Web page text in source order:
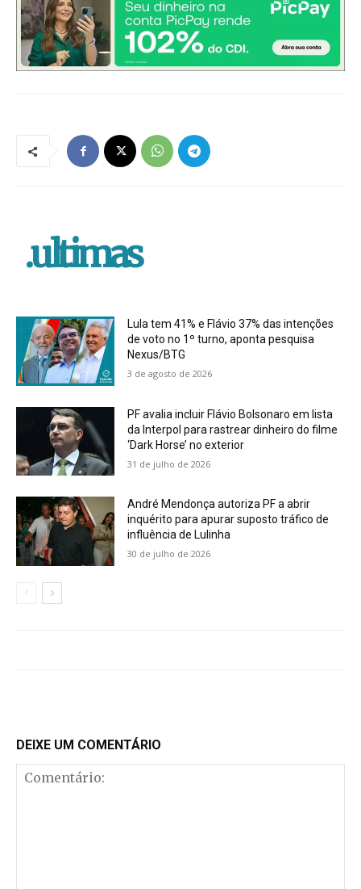
.ultimas
Lula tem 41% e Flávio 37% das intenções
de voto no 1º turno, aponta pesquisa
Nexus/BTG
3 de agosto de 2026
PF avalia incluir Flávio Bolsonaro em lista
da Interpol para rastrear dinheiro do filme
‘Dark Horse’ no exterior
31 de julho de 2026
André Mendonça autoriza PF a abrir
inquérito para apurar suposto tráfico de
influência de Lulinha
30 de julho de 2026
DEIXE UM COMENTÁRIO